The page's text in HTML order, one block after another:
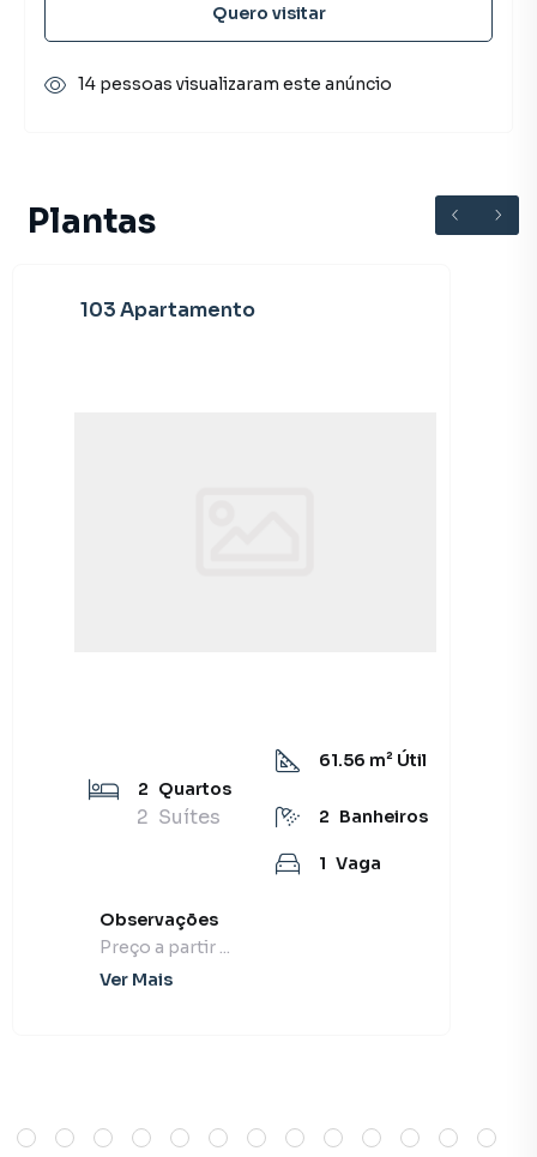
Plantas
103 Apartamento
2 Quartos
2 Suítes
61.56 m² Útil
2 Banheiros
1 Vaga
Observações
Preço a partir ...
Ver Mais
Quero visitar
14 pessoas visualizaram este anúncio